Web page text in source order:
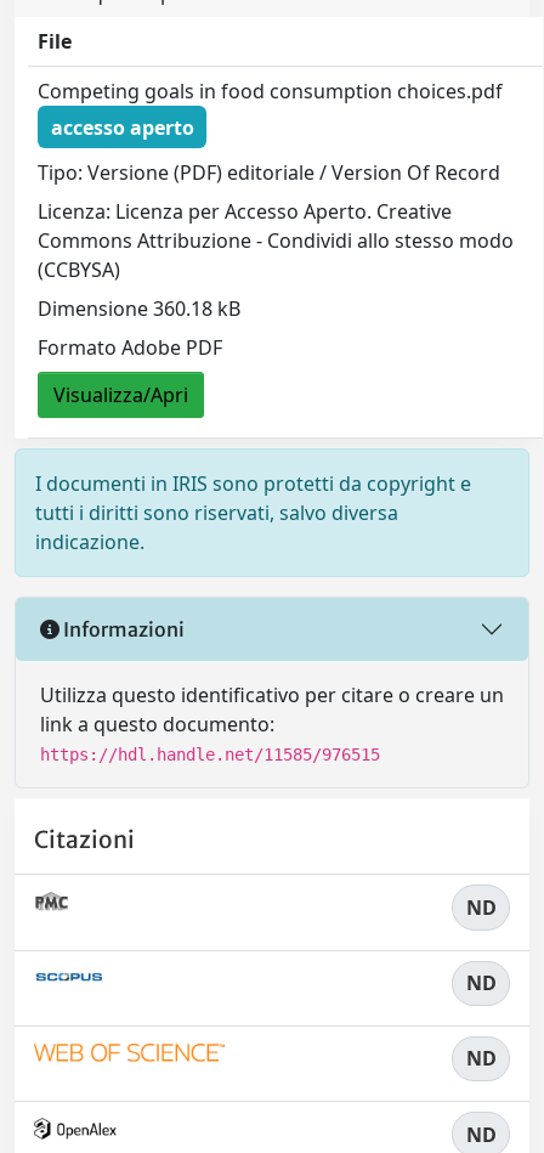
File
Competing goals in food consumption choices.pdf
accesso aperto
Tipo: Versione (PDF) editoriale / Version Of Record
Licenza: Licenza per Accesso Aperto. Creative
Commons Attribuzione - Condividi allo stesso modo
(CCBYSA)
Dimensione 360.18 kB
Formato Adobe PDF
Visualizza/Apri
I documenti in IRIS sono protetti da copyright e
tutti i diritti sono riservati, salvo diversa
indicazione.
Informazioni
Utilizza questo identificativo per citare o creare un
link a questo documento:
https://hdl.handle.net/11585/976515
Citazioni
ND
ND
ND
ND